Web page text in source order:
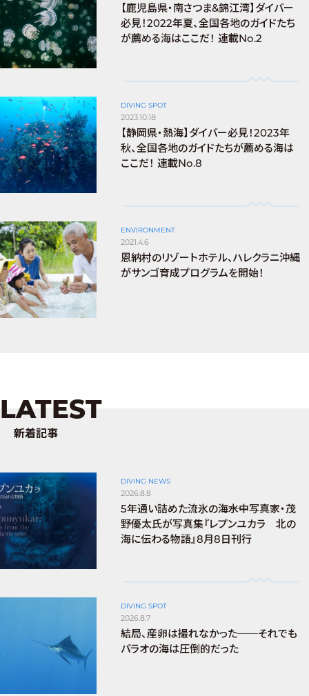
【鹿児島県・南さつま&錦江湾】ダイバー
必見！2022年夏、全国各地のガイドたち
が薦める海はここだ！ 連載No.2
DIVING SPOT
2023.10.18
【静岡県・熱海】ダイバー必見！2023年
秋、全国各地のガイドたちが薦める海は
ここだ！ 連載No.8
ENVIRONMENT
2021.4.6
恩納村のリゾートホテル、ハレクラニ沖縄
がサンゴ育成プログラムを開始！
LATEST
新着記事
DIVING NEWS
2026.8.8
5年通い詰めた流氷の海――水中写真家・茂
野優太氏が写真集『レプンユカラ 北の
海に伝わる物語』8月8日刊行
DIVING SPOT
2026.8.7
結局、産卵は撮れなかった──それでも
パラオの海は圧倒的だった